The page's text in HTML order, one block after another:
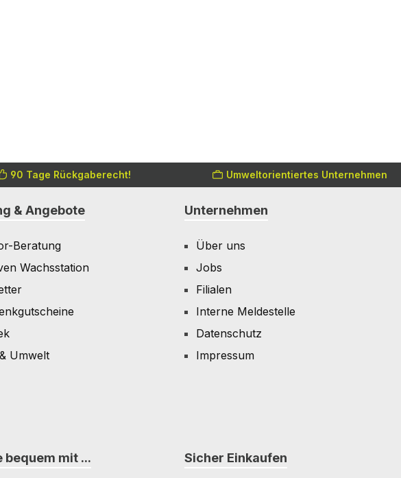
90 Tage Rückgaberecht! Umweltorientiertes Unternehmen
& Angebote
Beratung
Wachsstation
Umwelt
Unternehmen
Über uns
Jobs
Filialen
Interne Meldestelle
Datenschutz
Impressum
bequem mit ... Sicher Einkaufen